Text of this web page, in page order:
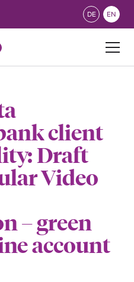
DE EN
client
Draft
Video
– green
account